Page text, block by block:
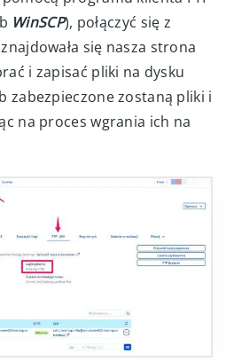
WinSCP), połączyć się z
się nasza strona
i zapisać pliki na dysku
zabezpieczone zostaną pliki i
na proces wgrania ich na